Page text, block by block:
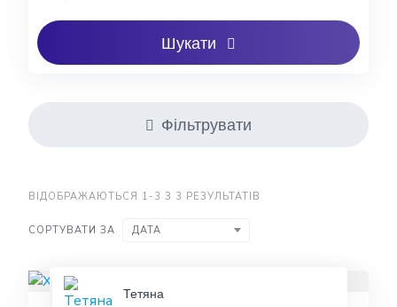
Шукати
Фільтрувати
ВІДОБРАЖАЮТЬСЯ 1-3 З 3 РЕЗУЛЬТАТІВ
СОРТУВАТИ ЗА ДАТА
Тетяна